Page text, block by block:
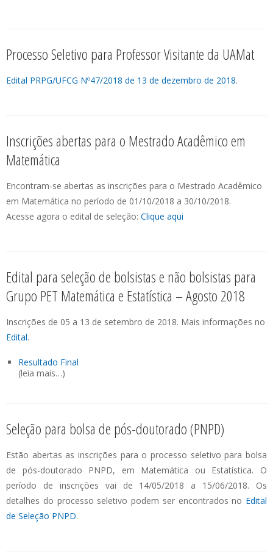
Processo Seletivo para Professor Visitante da UAMat
Edital PRPG/UFCG Nº47/2018 de 13 de dezembro de 2018.
Inscrições abertas para o Mestrado Acadêmico em
Matemática
Encontram-se abertas as inscrições para o Mestrado Acadêmico
em Matemática no período de 01/10/2018 a 30/10/2018.
Acesse agora o edital de seleção: Clique aqui
Edital para seleção de bolsistas e não bolsistas para
Grupo PET Matemática e Estatística – Agosto 2018
Inscrições de 05 a 13 de setembro de 2018. Mais informações no
Edital.
Resultado Final
(leia mais…)
Seleção para bolsa de pós-doutorado (PNPD)
Estão abertas as inscrições para o processo seletivo para bolsa
de pós-doutorado PNPD, em Matemática ou Estatística. O
período de inscrições vai de 14/05/2018 a 15/06/2018. Os
detalhes do processo seletivo podem ser encontrados no Edital
de Seleção PNPD.